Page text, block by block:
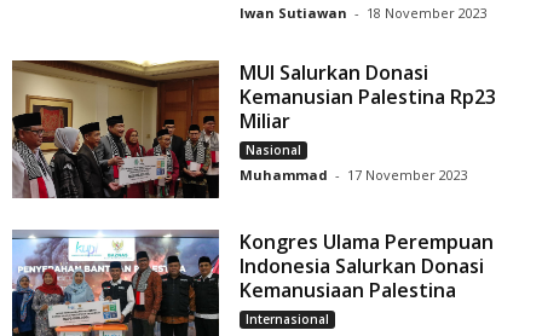
Iwan Sutiawan - 18 November 2023
MUI Salurkan Donasi
Kemanusian Palestina Rp23
Miliar
Nasional
Muhammad - 17 November 2023
Kongres Ulama Perempuan
Indonesia Salurkan Donasi
Kemanusiaan Palestina
Internasional